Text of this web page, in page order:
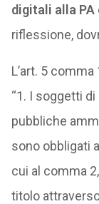
digitali alla PA
riflessione,
L’art. 5
“1. I soggetti
pubbliche
sono obbligati
cui al comma
titolo